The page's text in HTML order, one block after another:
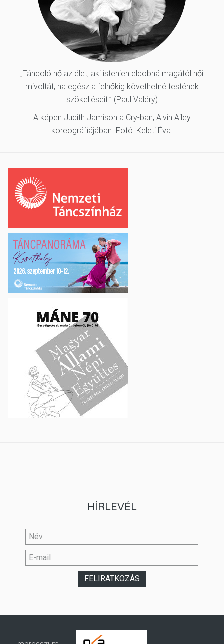
„Táncoló nő az élet, aki istenien eldobná magától női
mivoltát, ha egész a felhőkig követhetné testének
szökelléseit.” (Paul Valéry)
A képen Judith Jamison a Cry-ban, Alvin Ailey
koreográfiájában. Fotó: Keleti Éva.
HÍRLEVÉL